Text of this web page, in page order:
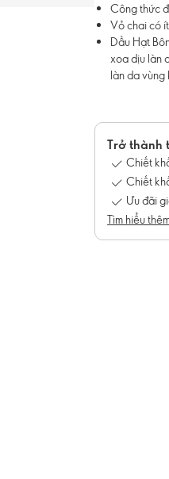
Công thức
Vỏ chai có
Dầu Hạt
xoa dịu làn
làn da
Trở thành
Chiết
Chiết
Ưu đãi
Tìm hiểu